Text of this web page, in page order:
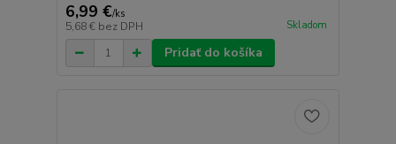
6,99 €/ks
5,68 € bez DPH Skladom
Pridať do košíka